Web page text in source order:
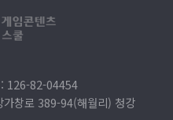
: 126-82-04454
가창로 389-94(해월리) 청강